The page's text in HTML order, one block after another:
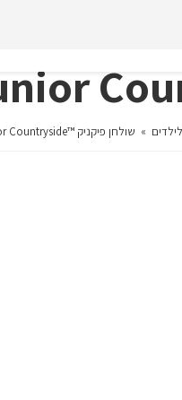
» שולחן פיקניק ™Junior Countryside